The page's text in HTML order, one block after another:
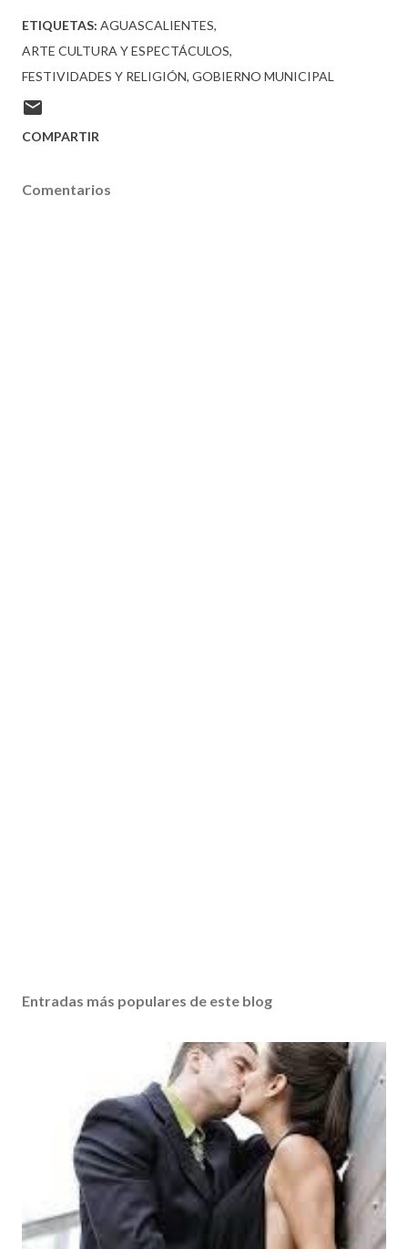
ETIQUETAS: AGUASCALIENTES
ARTE CULTURA Y ESPECTÁCULOS
FESTIVIDADES Y RELIGIÓN GOBIERNO MUNICIPAL
COMPARTIR
Comentarios
Entradas más populares de este blog